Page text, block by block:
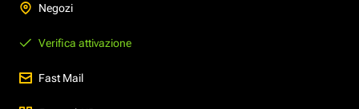
Negozi
Verifica attivazione
Fast Mail